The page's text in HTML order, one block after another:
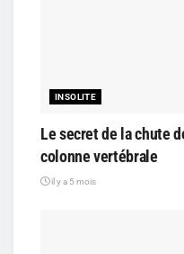
INSOLITE
Le secret de la chute
colonne vertébrale
il y a 5 mois